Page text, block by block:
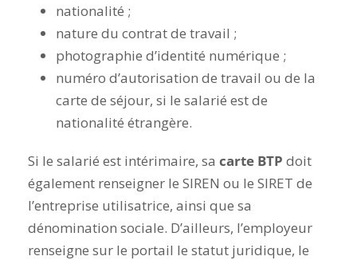
nationalité ;
nature du contrat de travail ;
photographie d’identité numérique ;
numéro d’autorisation de travail ou de la
carte de séjour, si le salarié est de
nationalité étrangère.
Si le salarié est intérimaire, sa carte BTP doit
également renseigner le SIREN ou le SIRET de
l’entreprise utilisatrice, ainsi que sa
dénomination sociale. D’ailleurs, l’employeur
renseigne sur le portail le statut juridique, le